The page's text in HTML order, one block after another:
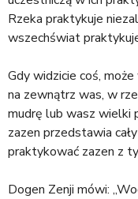
Rzeka praktykuje
wszechświat
Gdy widzicie coś,
na zewnątrz was, w
mudrę lub wasz wielki
zazen przedstawia
praktykować zazen z
Dogen Zenji mówi: